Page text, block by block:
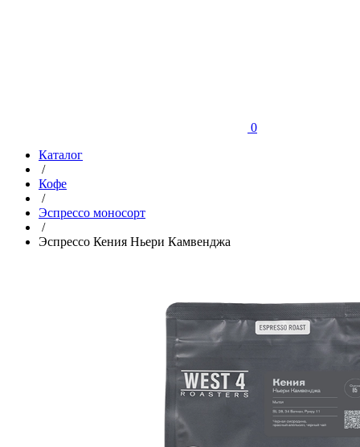
0
Каталог
/
Кофе
/
Эспрессо моносорт
/
Эспрессо Кения Ньери Камвенджа